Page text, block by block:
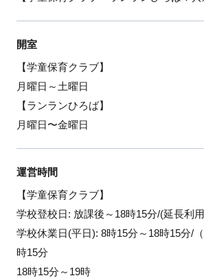
開室
【学童保育クラブ】
月曜日～土曜日
【ランランひろば】
月曜日〜金曜日
運営時間
【学童保育クラブ】
学校登校日: 放課後～18時15分/(延長利
学校休業日(平日): 8時15分～18時15分/
時15分
18時15分～19時